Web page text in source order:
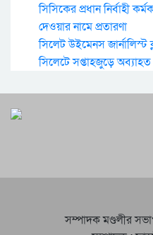
সিসিকের প্রধান নির্বাহী
দেওয়ার নামে প্রতারণা
সিলেট উইমেনস জার্নালিস্ট
সিলেটে সপ্তাহজুড়ে অব্যাহত
সম্পাদক মণ্ডলীর